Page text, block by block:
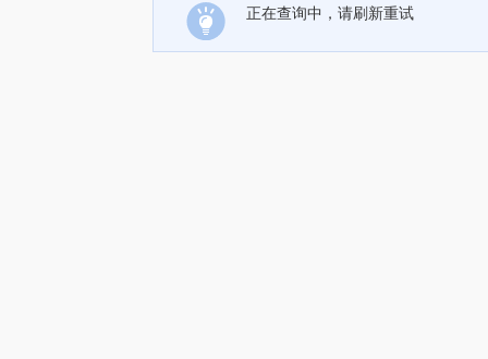
正在查询中，请刷新重试